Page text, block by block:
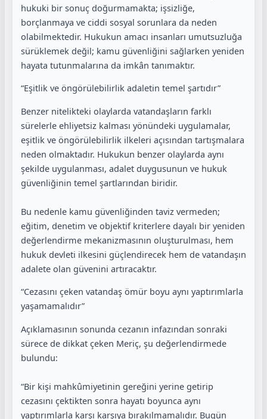
hukuki bir sonuç doğurmamakta; işsizliğe,
borçlanmaya ve ciddi sosyal sorunlara da neden
olabilmektedir. Hukukun amacı insanları umutsuzluğa
sürüklemek değil; kamu güvenliğini sağlarken yeniden
hayata tutunmalarına da imkân tanımaktır.
“Eşitlik ve öngörülebilirlik adaletin temel şartıdır”
Benzer nitelikteki olaylarda vatandaşların farklı
sürelerle ehliyetsiz kalması yönündeki uygulamalar,
eşitlik ve öngörülebilirlik ilkeleri açısından tartışmalara
neden olmaktadır. Hukukun benzer olaylarda aynı
şekilde uygulanması, adalet duygusunun ve hukuk
güvenliğinin temel şartlarından biridir.
Bu nedenle kamu güvenliğinden taviz vermeden;
eğitim, denetim ve objektif kriterlere dayalı bir yeniden
değerlendirme mekanizmasının oluşturulması, hem
hukuk devleti ilkesini güçlendirecek hem de vatandaşın
adalete olan güvenini artıracaktır.
“Cezasını çeken vatandaş ömür boyu aynı yaptırımlarla
yaşamamalıdır”
Açıklamasının sonunda cezanın infazından sonraki
sürece de dikkat çeken Meriç, şu değerlendirmede
bulundu:
“Bir kişi mahkûmiyetinin gereğini yerine getirip
cezasını çektikten sonra hayatı boyunca aynı
yaptırımlarla karşı karşıya bırakılmamalıdır. Bugün